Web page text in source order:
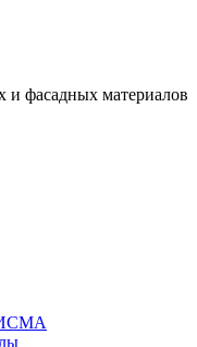
и фасадных материалов